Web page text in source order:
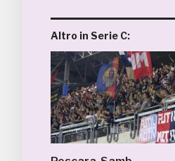
Altro in Serie C: